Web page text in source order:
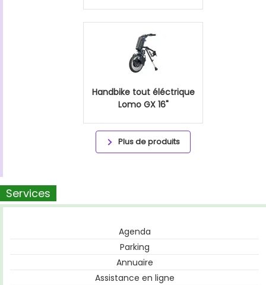
Handbike tout éléctrique
Lomo GX 16"
Plus de produits
Services
Agenda
Parking
Annuaire
Assistance en ligne